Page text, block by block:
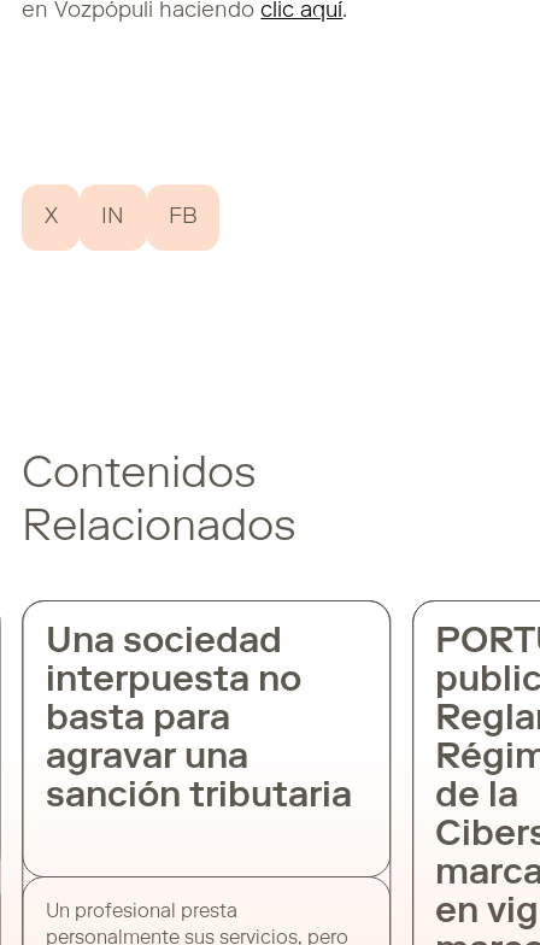
en Vozpópuli haciendoclic aquí.
X IN FB
Contenidos
Relacionados
Una sociedad
interpuesta no
basta para
agravar una
sanción tributaria
Un profesional presta
personalmente sus servicios, pero
de la
en